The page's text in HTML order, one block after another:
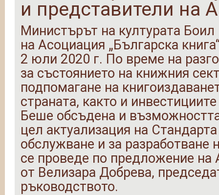
и представители на
Министърът на културата
на Асоциация „Българска
2 юли 2020 г. По време на
за състоянието на книжния
подпомагане на
страната, както и
Беше обсъдена и
цел актуализация на
обслужване и за разработване
се проведе по предложение на
от Велизара Добрева,
ръководството.